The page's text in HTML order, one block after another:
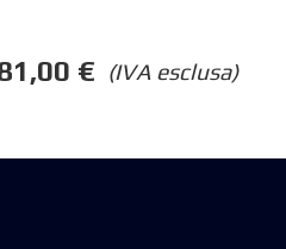
(IVA esclusa)
€